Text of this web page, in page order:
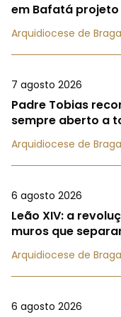
em Bafatá
Arquidiocese de Braga
7 agosto 2026
Padre Tobias
sempre aberto a
Arquidiocese de Braga
6 agosto 2026
Leão XIV: a
muros que
Arquidiocese de Braga
6 agosto 2026